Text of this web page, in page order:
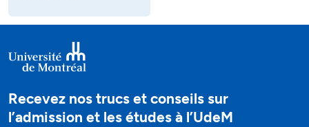
Recevez nos trucs et conseils sur
l’admission et les études à l’UdeM